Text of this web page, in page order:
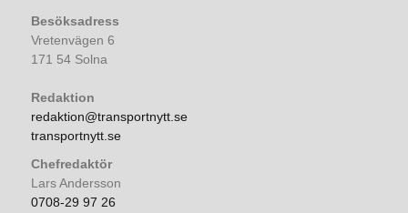
Besöksadress
Vretenvägen 6
171 54 Solna
Redaktion
redaktion@transportnytt.se
transportnytt.se
Chefredaktör
Lars Andersson
0708-29 97 26